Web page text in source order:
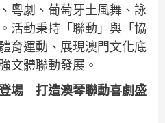
粵劇、葡萄牙土風舞、詠
活動秉持「聯動」與「協
育運動、展現澳門文化底
文體聯動發展。
場 打造澳琴聯動喜劇盛